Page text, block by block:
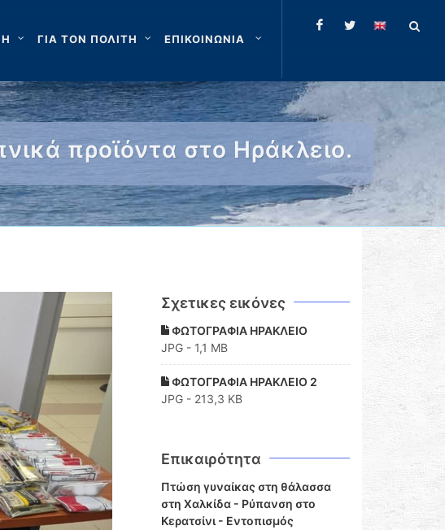
ΓΙΑ ΤΟΝ ΠΟΛΙΤΗ ΕΠΙΚΟΙΝΩΝΙΑ
προϊόντα στο Ηράκλειο.
Σχετικες εικόνες
ΦΩΤΟΓΡΑΦΙΑ ΗΡΑΚΛΕΙΟ
JPG - 1,1 MB
ΦΩΤΟΓΡΑΦΙΑ ΗΡΑΚΛΕΙΟ 2
JPG - 213,3 KB
Επικαιρότητα
Πτώση γυναίκας στη θάλασσα
στη Χαλκίδα - Ρύπανση στο
Κερατσίνι - Εντοπισμός